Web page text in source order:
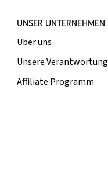
UNSER UNTERNEHMEN
Über uns
Unsere Verantwortung
Affiliate Programm